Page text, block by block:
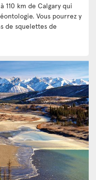
110 km de Calgary qui
Vous pourrez y
de squelettes de